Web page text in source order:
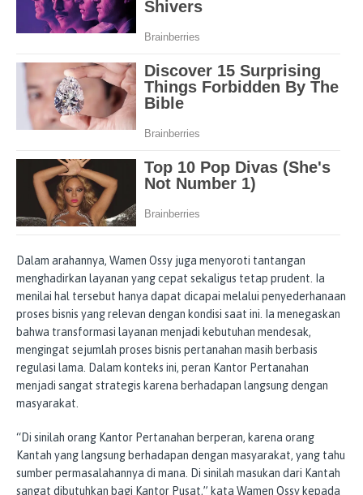
Dalam arahannya, Wamen Ossy juga menyoroti tantangan
menghadirkan layanan yang cepat sekaligus tetap prudent. Ia
menilai hal tersebut hanya dapat dicapai melalui penyederhanaan
proses bisnis yang relevan dengan kondisi saat ini. Ia menegaskan
bahwa transformasi layanan menjadi kebutuhan mendesak,
mengingat sejumlah proses bisnis pertanahan masih berbasis
regulasi lama. Dalam konteks ini, peran Kantor Pertanahan
menjadi sangat strategis karena berhadapan langsung dengan
masyarakat.
“Di sinilah orang Kantor Pertanahan berperan, karena orang
Kantah yang langsung berhadapan dengan masyarakat, yang tahu
sumber permasalahannya di mana. Di sinilah masukan dari Kantah
sangat dibutuhkan bagi Kantor Pusat,” kata Wamen Ossy kepada